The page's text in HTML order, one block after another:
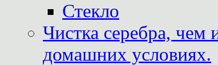
Стекло
Чистка серебра, чем
домашних условиях.